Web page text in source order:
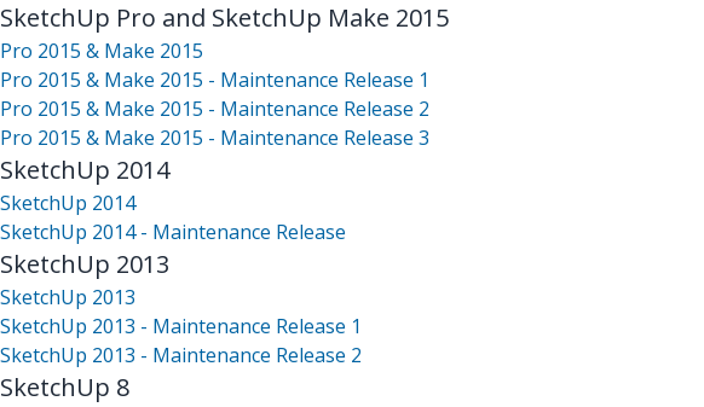
SketchUp Pro and SketchUp Make 2015
Pro 2015 & Make 2015
Pro 2015 & Make 2015 - Maintenance Release 1
Pro 2015 & Make 2015 - Maintenance Release 2
Pro 2015 & Make 2015 - Maintenance Release 3
SketchUp 2014
SketchUp 2014
SketchUp 2014 - Maintenance Release
SketchUp 2013
SketchUp 2013
SketchUp 2013 - Maintenance Release 1
SketchUp 2013 - Maintenance Release 2
SketchUp 8